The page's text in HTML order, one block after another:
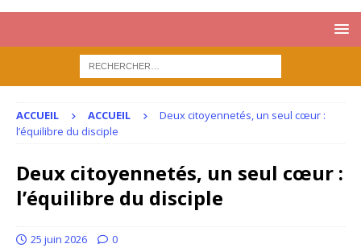
ACCUEIL ACCUEIL
Deux citoyennetés, un seul cœur :
l’équilibre du disciple
Deux citoyennetés, un seul cœur :
l’équilibre du disciple
25 juin 2026 0